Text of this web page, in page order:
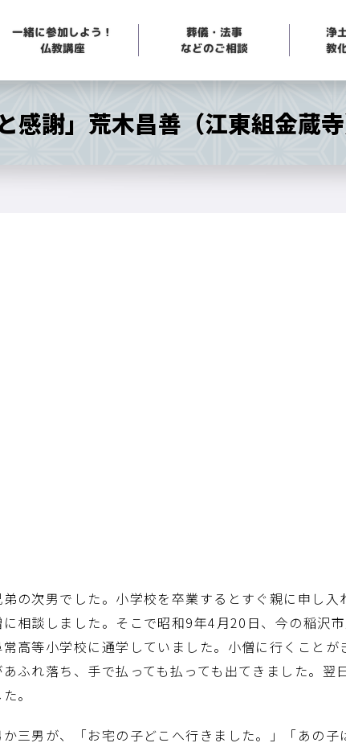
一緒に参加しよう！
仏教講座
葬儀・法事
などのご相談
浄
教
謝」荒木昌善（江東組金蔵寺
の次男でした。小学校を卒業するとすぐ親に申し
相談しました。そこで昭和9年4月20日、今の稲沢
高等小学校に通学していました。小僧に行くことが
ふれ落ち、手で払っても払っても出てきました。翌
。
三男が、「お宅の子どこへ行きました。」「あの